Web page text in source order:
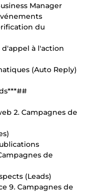
Manager
du
à l'action
(Auto Reply)
2. Campagnes de
de
(Leads)
9. Campagnes de